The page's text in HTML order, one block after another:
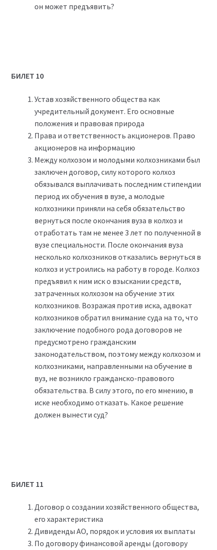
он может предъявить?
БИЛЕТ 10
Устав хозяйственного общества как
учредительный документ. Его основные
положения и правовая природа
Права и ответственность акционеров. Право
акционеров на информацию
Между колхозом и молодыми колхозниками был
заключен договор, силу которого колхоз
обязывался выплачивать последним стипендии
период их обучения в вузе, а молодые
колхозники приняли на себя обязательство
вернуться после окончания вуза в колхоз и
отработать там не менее 3 лет по полученной в
вузе специальности. После окончания вуза
несколько колхозников отказались вернуться в
колхоз и устроились на работу в городе. Колхоз
предъявил к ним иск о взыскании средств,
затраченных колхозом на обучение этих
колхозников. Возражая против иска, адвокат
колхозников обратил внимание суда на то, что
заключение подобного рода договоров не
предусмотрено гражданским
законодательством, поэтому между колхозом и
колхозниками, направленными на обучение в
вуз, не возникло гражданско-правового
обязательства. В силу этого, по его мнению, в
иске необходимо отказать. Какое решение
должен вынести суд?
БИЛЕТ 11
Договор о создании хозяйственного общества,
его характеристика
Дивиденды АО, порядок и условия их выплаты
По договору финансовой аренды (договору